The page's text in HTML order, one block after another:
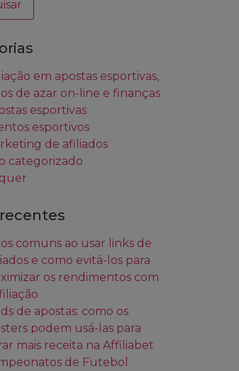
em apostas esportivas,
de azar on-line e finanças
esportivas
esportivos
de afiliados
categorizado
comuns ao usar links de
e como evitá-los para
os rendimentos com
de apostas: como os
podem usá-las para
mais receita na Affiliabet
de Futebol